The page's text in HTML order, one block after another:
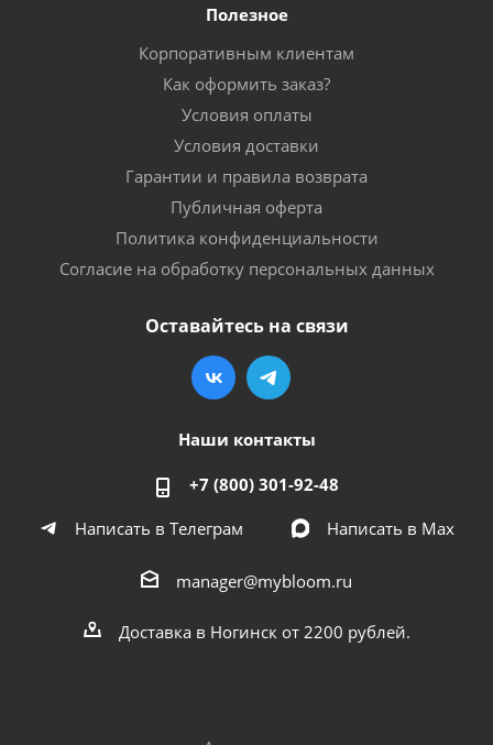
Полезное
Корпоративным клиентам
Как оформить заказ?
Условия оплаты
Условия доставки
Гарантии и правила возврата
Публичная оферта
Политика конфиденциальности
Согласие на обработку персональных данных
Оставайтесь на связи
Наши контакты
+7 (800) 301-92-48
Написать в Телеграм
Написать в Мах
manager@mybloom.ru
Доставка в Ногинск от 2200 рублей.